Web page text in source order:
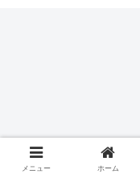
メニュー ホーム